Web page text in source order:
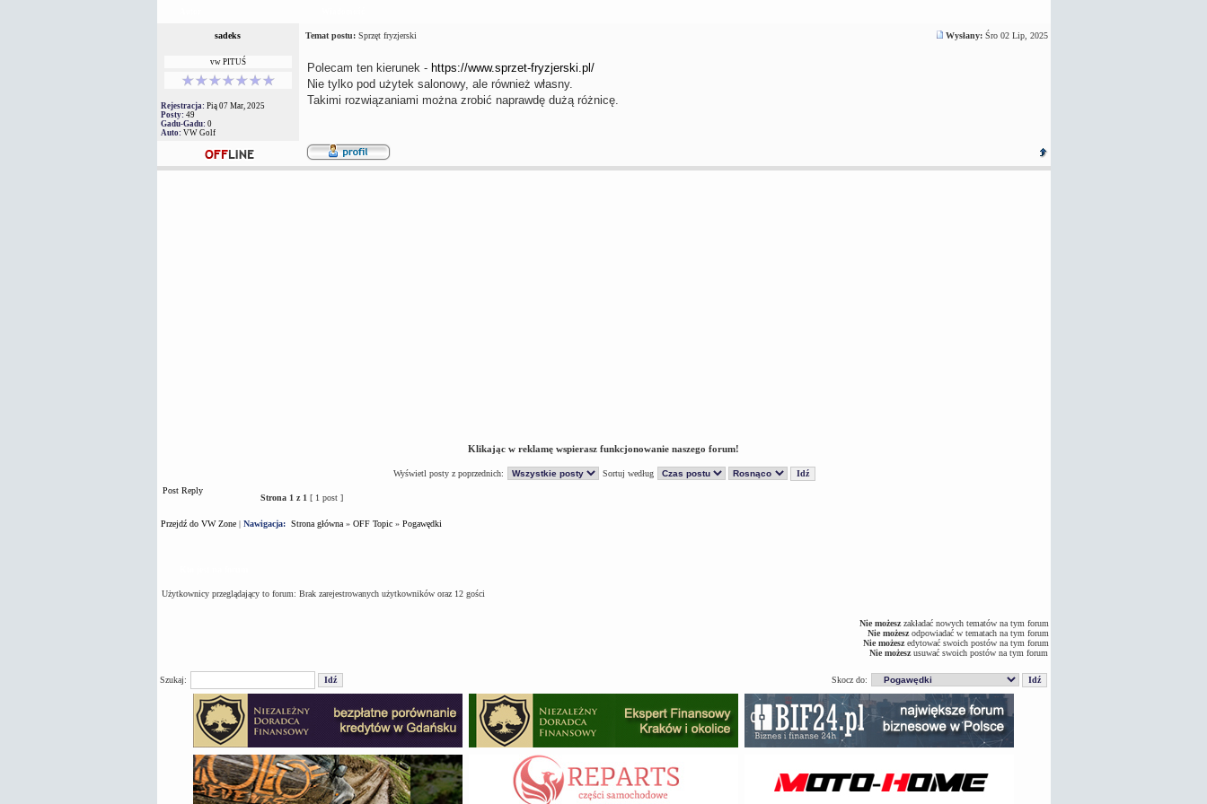
sadeks Temat postu:Sprzęt fryzjerski Wysłany:Śro 02 Lip, 2025
vw PITUŚ
Rejestracja: Pią 07 Mar, 2025
Posty: 49
Gadu-Gadu: 0
Auto: VW Golf
Polecam ten kierunek - https://www.sprzet-fryzjerski.pl/
Nie tylko pod użytek salonowy, ale również własny.
Takimi rozwiązaniami można zrobić naprawdę dużą różnicę.
Klikając w reklamę wspierasz funkcjonowanie naszego forum!
Wyświetl posty z poprzednich:
Sortuj według
Post Reply
Strona 1 z 1 [ 1 post ]
Przejdź do VW Zone| Nawigacja: Strona główna» OFF Topic» Pogawędki
Użytkownicy przeglądający to forum: Brak zarejestrowanych użytkowników oraz 12 gości
Nie możeszzakładać nowych tematów na tym forum
Nie możeszodpowiadać w tematach na tym forum
Nie możeszedytować swoich postów na tym forum
Nie możeszusuwać swoich postów na tym forum
Szukaj: Skocz do: